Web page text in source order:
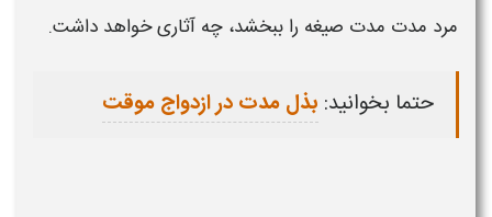
مرد مدت مدت صیغه را ببخشد، چه آثاری خواهد داشت.
حتما بخوانید: بذل مدت در ازدواج موقت